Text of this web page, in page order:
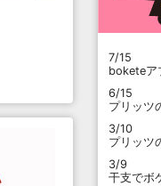
7/15
boketeア
6/15
プリッツ
3/10
プリッツ
3/9
干支でボ